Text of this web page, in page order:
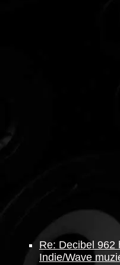
Re: Decibel 962
Indie/Wave